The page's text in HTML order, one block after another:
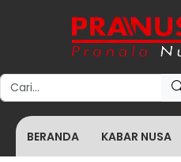
Search for:
BERANDA KABAR NUSA